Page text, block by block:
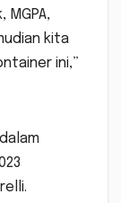
MGPA,
kita
ini,”